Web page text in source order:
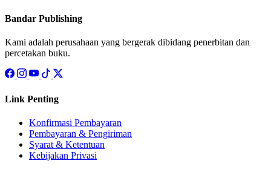
Bandar Publishing
Kami adalah perusahaan yang bergerak dibidang penerbitan dan
percetakan buku.
Link Penting
Konfirmasi Pembayaran
Pembayaran & Pengiriman
Syarat & Ketentuan
Kebijakan Privasi